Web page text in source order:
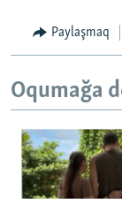
Paylaşmaq
Oqumağa